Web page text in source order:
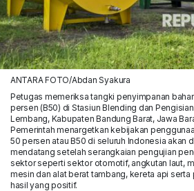
ANTARA FOTO/Abdan Syakura
Petugas memeriksa tangki penyimpanan
persen (B50) di Stasiun Blending dan
Lembang, Kabupaten Bandung Barat, Jawa
Pemerintah menargetkan kebijakan
50 persen atau B50 di seluruh Indonesia akan
mendatang setelah serangkaian pengujian
sektor seperti sektor otomotif, angkutan laut,
mesin dan alat berat tambang, kereta api
hasil yang positif.